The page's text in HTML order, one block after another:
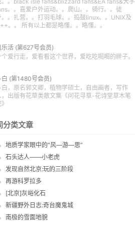
。。喜爱户外运动。。爬山。。骑行。。徒
。。扎营。。打羽毛球。。捣鼓linux。。UNIX及
。。 所有以上都是略懂。。略懂。。
乐活 (第627号会员)
个爱行走，爱看看这个世界，爱吃吃喝喝的胖子。
白 (第1480号会员)
白，原名郭文卿，植物学硕士，自由画者，写作
，出版有花草类散文集《问花寻草-花诗堂草木笔
分类文章
地质学家眼中的“风—游—思”
石头达人——小老虎
发现自然北京:玩的三阶段
再游科罗拉多
[北京]灰峪化石
新疆野外日志:奇台魔鬼城
南极的雪面地貌